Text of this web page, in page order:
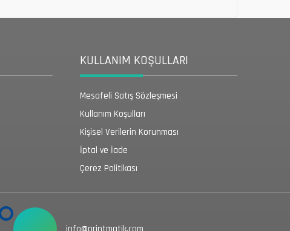
KULLANIM KOŞULLARI
Mesafeli Satış Sözleşmesi
Kullanım Koşulları
Kişisel Verilerin Korunması
İptal ve İade
Çerez Politikası